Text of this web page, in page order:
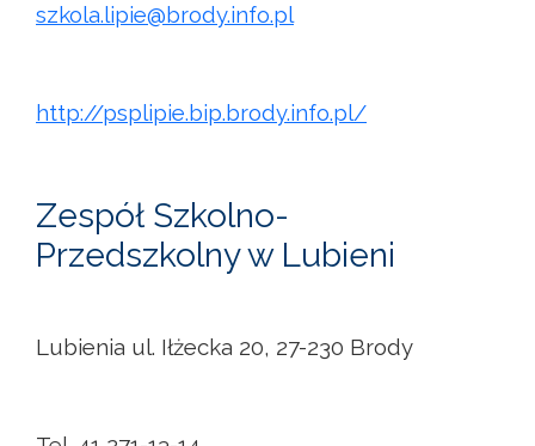
szkola.lipie@brody.info.pl
http://psplipie.bip.brody.info.pl/
Zespół Szkolno-
Przedszkolny w Lubieni
Lubienia ul. Iłżecka 20, 27-230 Brody